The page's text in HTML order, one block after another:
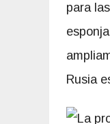
para
Rusia